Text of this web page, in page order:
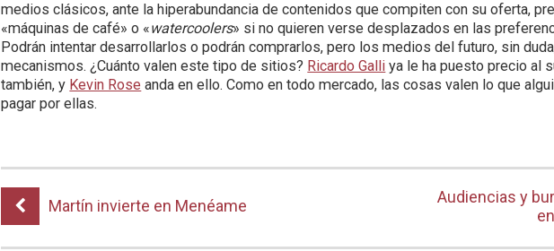
medios clásicos, ante la hiperabundancia de contenidos que compiten con su oferta,
«máquinas de café» o «watercoolers» si no quieren verse desplazados en las
Podrán intentar desarrollarlos o podrán comprarlos, pero los medios del futuro, sin
mecanismos. ¿Cuánto valen este tipo de sitios? Ricardo Galli ya le ha puesto precio al
también, y Kevin Rose anda en ello. Como en todo mercado, las cosas valen lo que
pagar por ellas.
Martín invierte en Menéame
Audiencias y